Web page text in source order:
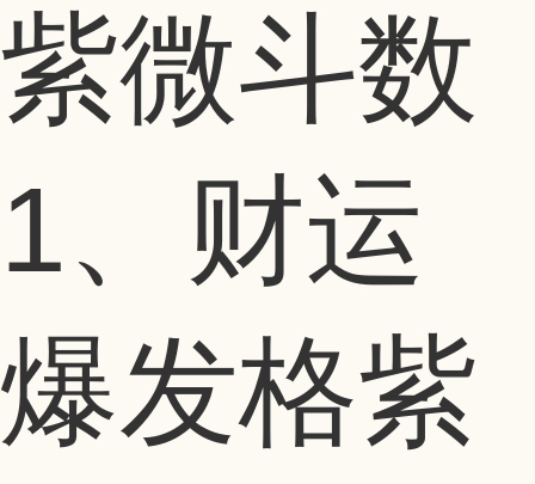
紫微斗数
1、财运
爆发格紫